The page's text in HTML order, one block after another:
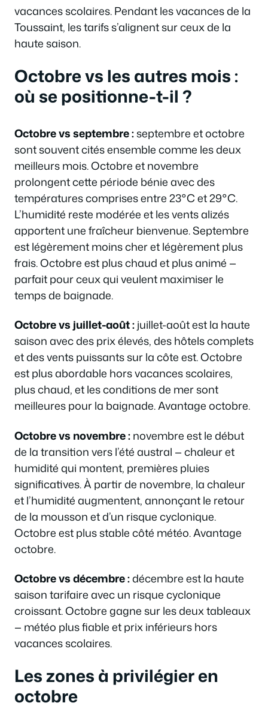
vacances scolaires. Pendant les vacances de la
Toussaint, les tarifs s’alignent sur ceux de la
haute saison.
Octobre vs les autres mois :
où se positionne-t-il ?
Octobre vs septembre :septembre et octobre
sont souvent cités ensemble comme les deux
meilleurs mois. Octobre et novembre
prolongent cette période bénie avec des
températures comprises entre 23°C et 29°C.
L’humidité reste modérée et les vents alizés
apportent une fraîcheur bienvenue. Septembre
est légèrement moins cher et légèrement plus
frais. Octobre est plus chaud et plus animé —
parfait pour ceux qui veulent maximiser le
temps de baignade.
Octobre vs juillet-août :juillet-août est la haute
saison avec des prix élevés, des hôtels complets
et des vents puissants sur la côte est. Octobre
est plus abordable hors vacances scolaires,
plus chaud, et les conditions de mer sont
meilleures pour la baignade. Avantage octobre.
Octobre vs novembre :novembre est le début
de la transition vers l’été austral — chaleur et
humidité qui montent, premières pluies
significatives. À partir de novembre, la chaleur
et l’humidité augmentent, annonçant le retour
de la mousson et d’un risque cyclonique.
Octobre est plus stable côté météo. Avantage
octobre.
Octobre vs décembre :décembre est la haute
saison tarifaire avec un risque cyclonique
croissant. Octobre gagne sur les deux tableaux
— météo plus fiable et prix inférieurs hors
vacances scolaires.
Les zones à privilégier en
octobre